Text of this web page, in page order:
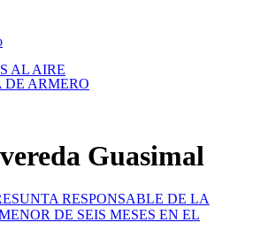
AL AIRE
ARMERO
vereda Guasimal